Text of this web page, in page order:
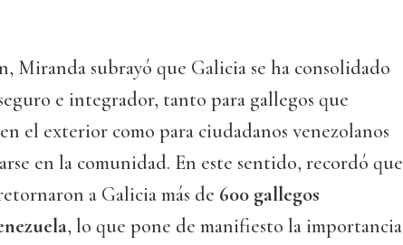
Miranda subrayó que Galicia se ha consolidado
e integrador, tanto para gallegos que
el exterior como para ciudadanos venezolanos
en la comunidad. En este sentido, recordó que
a Galicia más de 600 gallegos
, lo que pone de manifiesto la importancia